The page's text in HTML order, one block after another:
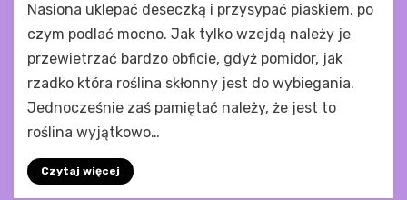
Nasiona uklepać deseczką i przysypać piaskiem, po
czym podlać mocno. Jak tylko wzejdą należy je
przewietrzać bardzo obficie, gdyż pomidor, jak
rzadko która roślina skłonny jest do wybiegania.
Jednocześnie zaś pamiętać należy, że jest to
roślina wyjątkowo…
Czytaj więcej